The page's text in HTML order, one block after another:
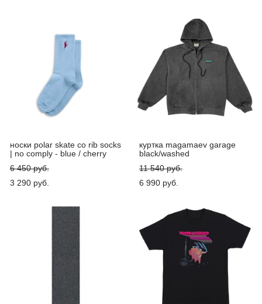
носки polar skate co rib socks
| no comply - blue / cherry
6 450 pуб.
3 290 pуб.
куртка magamaev garage
black/washed
11 540 pуб.
6 990 pуб.